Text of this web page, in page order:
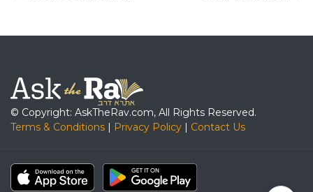
© Copyright: AskTheRav.com, All Rights Reserved.
Terms & Conditions | Privacy Policy | Contact Us